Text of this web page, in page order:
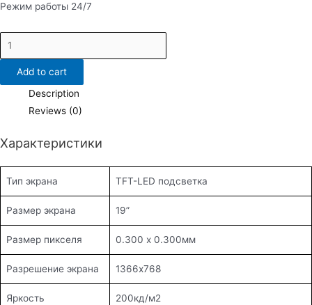
Режим работы 24/7
DS-
D5019QE-
quantity
Add to cart
Description
Reviews (0)
Характеристики
Тип экрана TFT-LED подсветка
Размер экрана 19”
Размер пикселя 0.300 х 0.300мм
Разрешение экрана 1366х768
Яркость 200кд/м2